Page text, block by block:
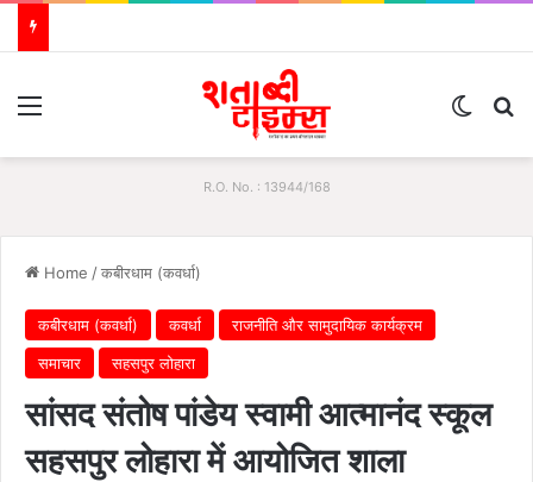
R.O. No. : 13944/168
Home /कबीरधाम (कवर्धा)
कबीरधाम (कवर्धा) कवर्धा
राजनीति और सामुदायिक कार्यक्रम
समाचार
सहसपुर लोहारा
सांसद संतोष पांडेय स्वामी आत्मानंद स्कूल
सहसपुर लोहारा में आयोजित शाला